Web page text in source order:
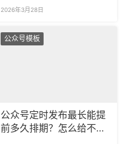
2026年3月28日
公众号模板
公众号定时发布最长能提
前多久排期？怎么给不同